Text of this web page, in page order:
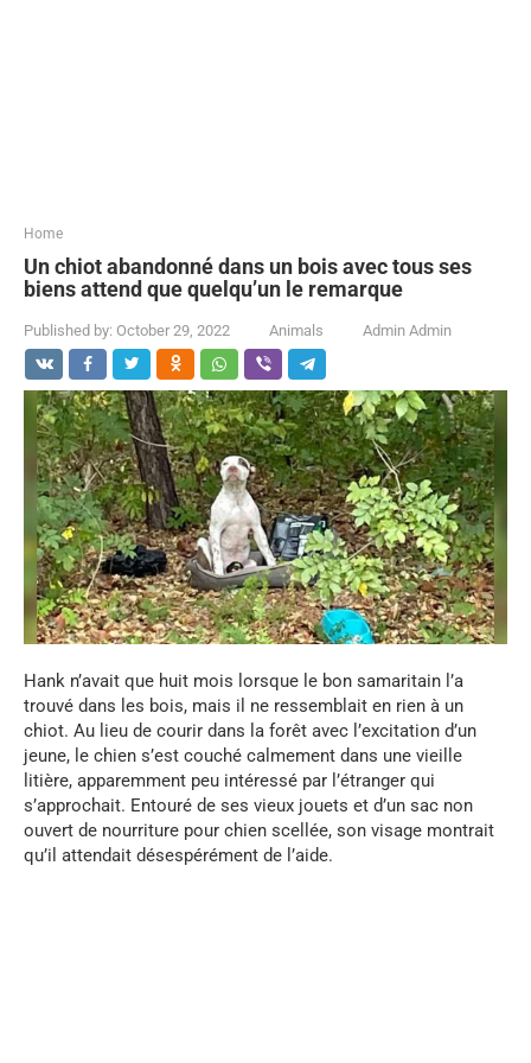
Home
Un chiot abandonné dans un bois avec tous ses
biens attend que quelqu’un le remarque
Published by: October 29, 2022 Animals Admin Admin
Hank n’avait que huit mois lorsque le bon samaritain l’a
trouvé dans les bois, mais il ne ressemblait en rien à un
chiot. Au lieu de courir dans la forêt avec l’excitation d’un
jeune, le chien s’est couché calmement dans une vieille
litière, apparemment peu intéressé par l’étranger qui
s’approchait. Entouré de ses vieux jouets et d’un sac non
ouvert de nourriture pour chien scellée, son visage montrait
qu’il attendait désespérément de l’aide.